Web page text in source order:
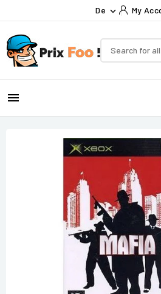
De  My
